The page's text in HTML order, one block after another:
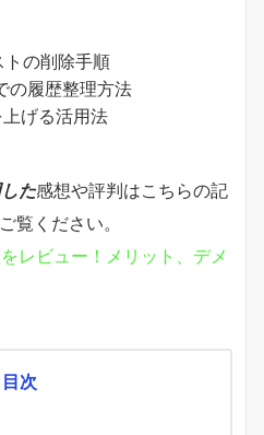
の削除手順
の履歴整理方法
げる活用法
た感想や評判はこちらの記
覧ください。
レビュー！メリット、デメ
目次